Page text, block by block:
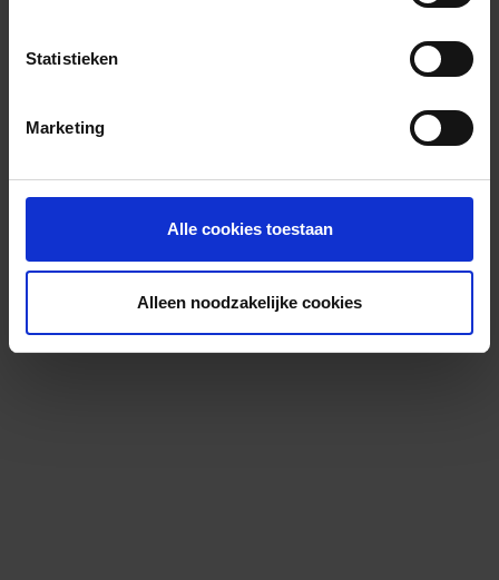
Statistieken
Marketing
Alle cookies toestaan
Alleen noodzakelijke cookies